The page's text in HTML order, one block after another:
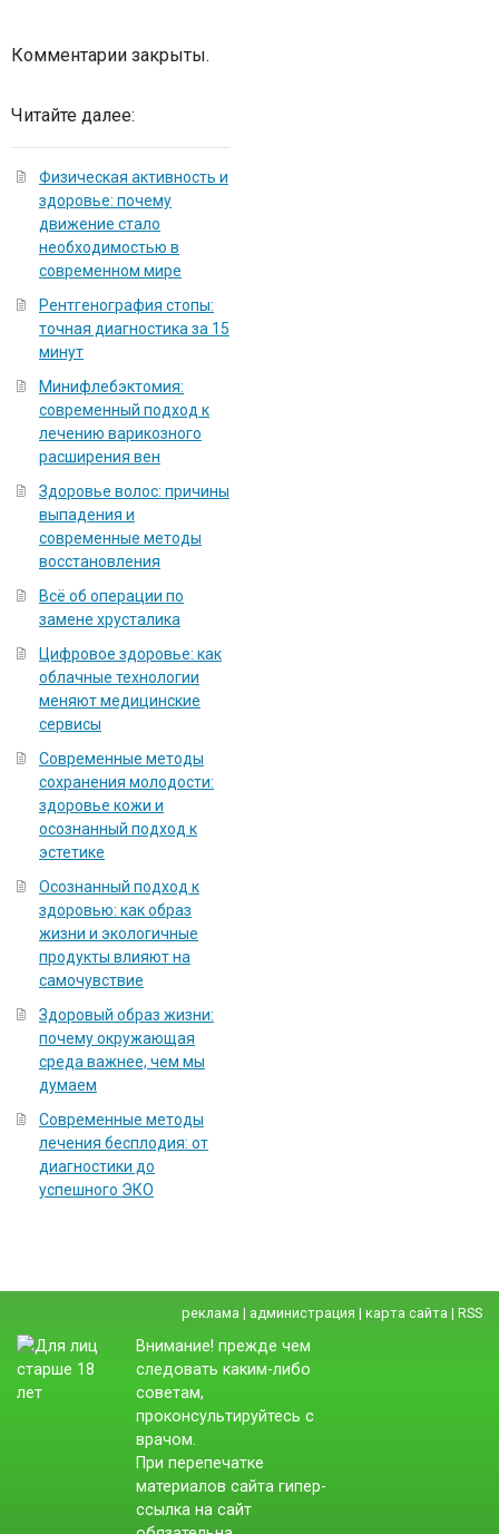
Комментарии закрыты.
Читайте далее:
Физическая активность и
здоровье: почему
движение стало
необходимостью в
современном мире
Рентгенография стопы:
точная диагностика за 15
минут
Минифлебэктомия:
современный подход к
лечению варикозного
расширения вен
Здоровье волос: причины
выпадения и
современные методы
восстановления
Всё об операции по
замене хрусталика
Цифровое здоровье: как
облачные технологии
меняют медицинские
сервисы
Современные методы
сохранения молодости:
здоровье кожи и
осознанный подход к
эстетике
Осознанный подход к
здоровью: как образ
жизни и экологичные
продукты влияют на
самочувствие
Здоровый образ жизни:
почему окружающая
среда важнее, чем мы
думаем
Современные методы
лечения бесплодия: от
диагностики до
успешного ЭКО
реклама | администрация | карта сайта | RSS
Внимание! прежде чем
следовать каким-либо
советам,
проконсультируйтесь с
врачом.
При перепечатке
материалов сайта гипер-
ссылка на сайт